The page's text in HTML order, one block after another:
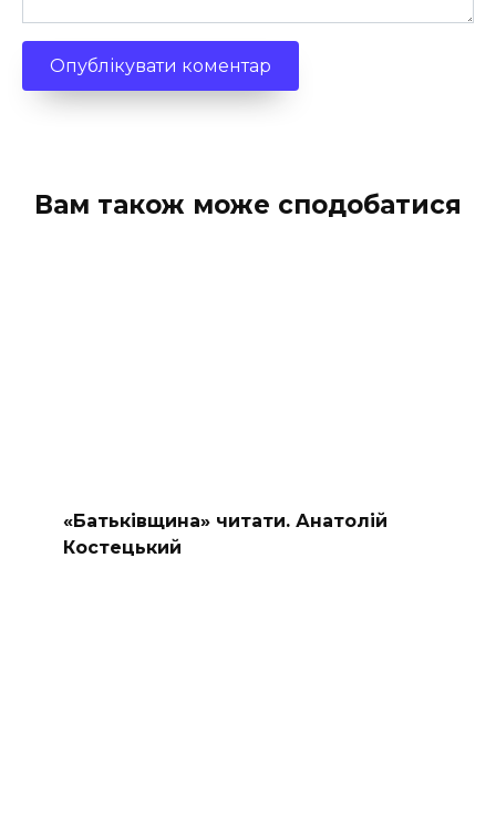
Вам також може сподобатися
«Батьківщина» читати. Анатолій
Костецький